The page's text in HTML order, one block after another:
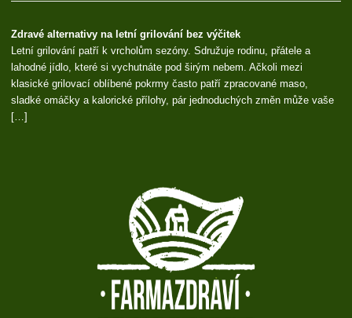
Zdravé alternativy na letní grilování bez výčitek
Letní grilování patří k vrcholům sezóny. Sdružuje rodinu, přátele a
lahodné jídlo, které si vychutnáte pod širým nebem. Ačkoli mezi
klasické grilovací oblíbené pokrmy často patří zpracované maso,
sladké omáčky a kalorické přílohy, pár jednoduchých změn může vaše
[…]